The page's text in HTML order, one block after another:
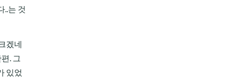
..는 것
겠네
. 그
있었